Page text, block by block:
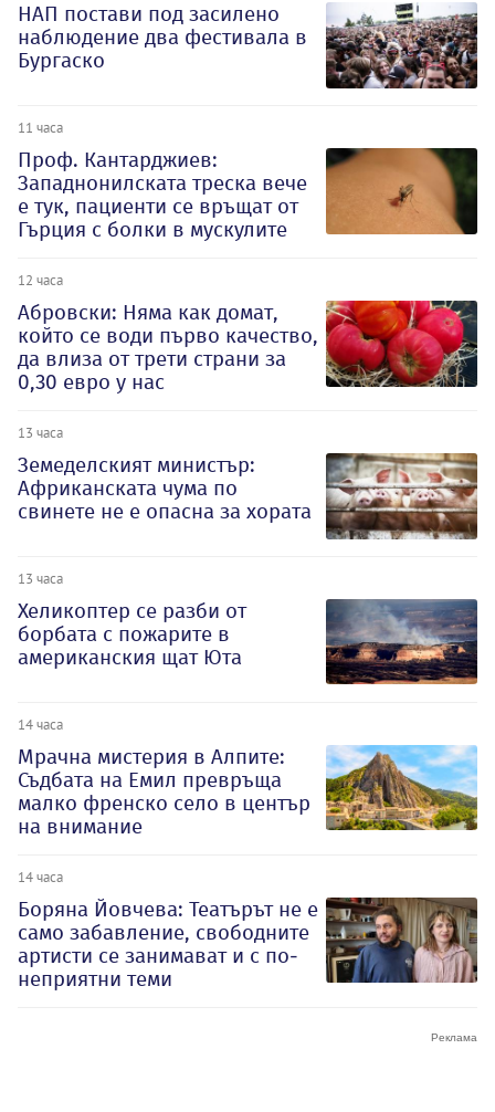
НАП постави под засилено
наблюдение два фестивала в
Бургаско
11 часа
Проф. Кантарджиев:
Западнонилската треска вече
е тук, пациенти се връщат от
Гърция с болки в мускулите
12 часа
Абровски: Няма как домат,
който се води първо качество,
да влиза от трети страни за
0,30 евро у нас
13 часа
Земеделският министър:
Африканската чума по
свинете не е опасна за хората
13 часа
Хеликоптер се разби от
борбата с пожарите в
американския щат Юта
14 часа
Мрачна мистерия в Алпите:
Съдбата на Емил превръща
малко френско село в център
на внимание
14 часа
Боряна Йовчева: Театърът не е
само забавление, свободните
артисти се занимават и с по-
неприятни теми